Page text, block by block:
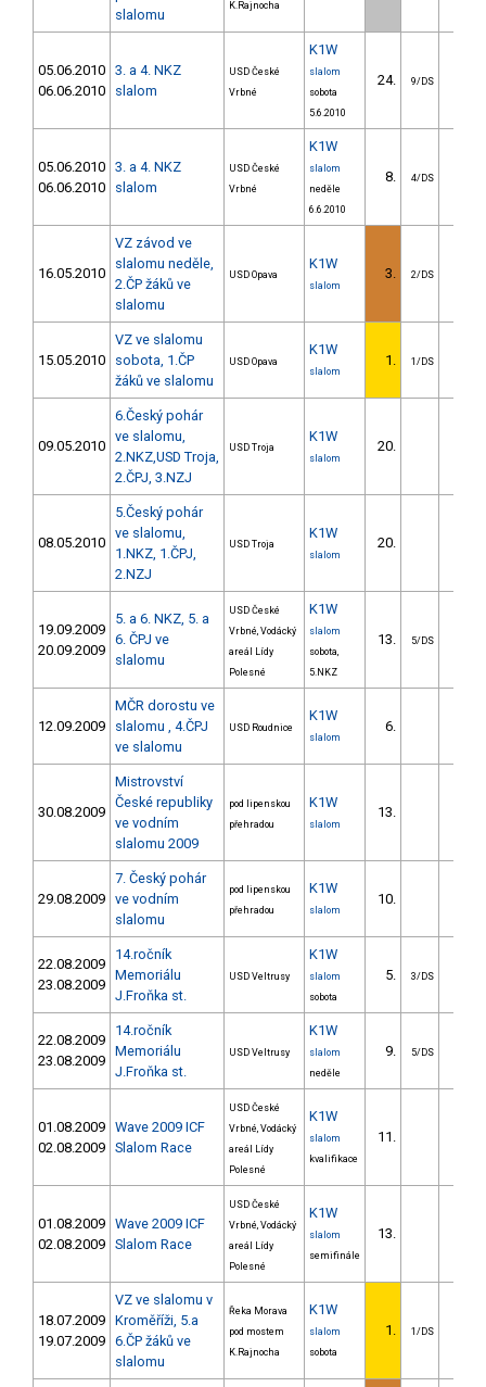
slalomu
K.Rajnocha
05.06.2010
06.06.2010
3. a 4. NKZ
slalom
USD České
Vrbné
K1W
slalom
sobota
5.6.2010
24. 9/DS
05.06.2010
06.06.2010
3. a 4. NKZ
slalom
USD České
Vrbné
K1W
slalom
neděle
6.6.2010
8. 4/DS
16.05.2010
VZ závod ve
slalomu neděle,
2.ČP žáků ve
slalomu
USD Opava
K1W
slalom
3. 2/DS
15.05.2010
VZ ve slalomu
sobota, 1.ČP
žáků ve slalomu
USD Opava
K1W
slalom
1. 1/DS
09.05.2010
6.Český pohár
ve slalomu,
2.NKZ,USD Troja,
2.ČPJ, 3.NZJ
USD Troja
K1W
slalom
20.
08.05.2010
5.Český pohár
ve slalomu,
1.NKZ, 1.ČPJ,
2.NZJ
USD Troja
K1W
slalom
20.
19.09.2009
20.09.2009
5. a 6. NKZ, 5. a
6. ČPJ ve
slalomu
USD České
Vrbné, Vodácký
areál Lídy
Polesné
K1W
slalom
sobota,
5.NKZ
13. 5/DS
12.09.2009
MČR dorostu ve
slalomu , 4.ČPJ
ve slalomu
USD Roudnice
K1W
slalom
6.
30.08.2009
Mistrovství
České republiky
ve vodním
slalomu 2009
pod lipenskou
přehradou
K1W
slalom
13.
29.08.2009
7. Český pohár
ve vodním
slalomu
pod lipenskou
přehradou
K1W
slalom
10.
22.08.2009
23.08.2009
14.ročník
Memoriálu
J.Froňka st.
USD Veltrusy
K1W
slalom
sobota
5. 3/DS
22.08.2009
23.08.2009
14.ročník
Memoriálu
J.Froňka st.
USD Veltrusy
K1W
slalom
neděle
9. 5/DS
01.08.2009
02.08.2009
Wave 2009 ICF
Slalom Race
USD České
Vrbné, Vodácký
areál Lídy
Polesné
K1W
slalom
kvalifikace
11.
01.08.2009
02.08.2009
Wave 2009 ICF
Slalom Race
USD České
Vrbné, Vodácký
areál Lídy
Polesné
K1W
slalom
semifinále
13.
18.07.2009
19.07.2009
VZ ve slalomu v
Kroměříži, 5.a
6.ČP žáků ve
slalomu
Řeka Morava
pod mostem
K.Rajnocha
K1W
slalom
sobota
1. 1/DS